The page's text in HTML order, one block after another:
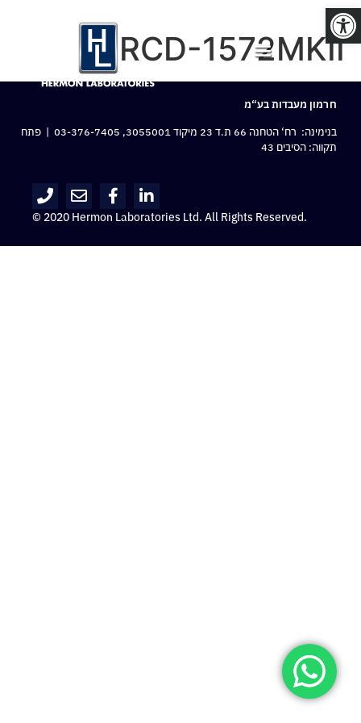
פתח סרגל נגישות
RCD-1572MKII
חרמון מעבדות בע“מ
בנימינה: רח‘ הטחנה 66 ת.ד 23 מיקוד 3055001,
03-376-7405 | פתח
תקווה: הסיבים 43
© 2020 Hermon Laboratories Ltd. All Rights Reserved.